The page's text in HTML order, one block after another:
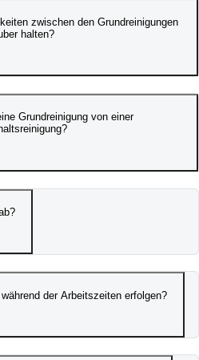
zwischen den Grundreinigungen
halten?
Grundreinigung von einer
der Arbeitszeiten erfolgen?